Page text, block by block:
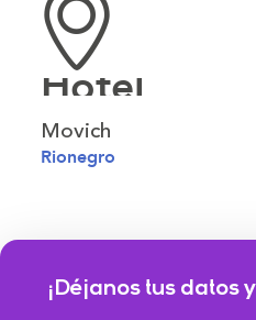
Hotel
Movich
Rionegro
¡Déjanos tus datos